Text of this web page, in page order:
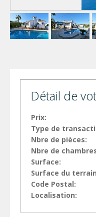
Détail de
Prix:
Type de
Nbre de pièces:
Nbre de
Surface:
Surface du
Code Postal:
Localisation: